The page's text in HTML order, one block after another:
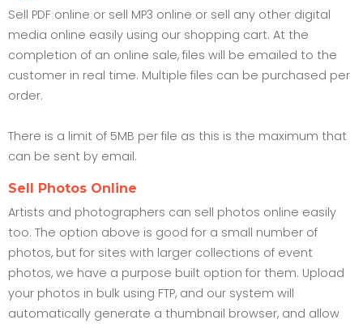
Sell PDF online or sell MP3 online or sell any other digital
media online easily using our shopping cart. At the
completion of an online sale, files will be emailed to the
customer in real time. Multiple files can be purchased per
order.
There is a limit of 5MB per file as this is the maximum that
can be sent by email.
Sell Photos Online
Artists and photographers can sell photos online easily
too. The option above is good for a small number of
photos, but for sites with larger collections of event
photos, we have a purpose built option for them. Upload
your photos in bulk using FTP, and our system will
automatically generate a thumbnail browser, and allow